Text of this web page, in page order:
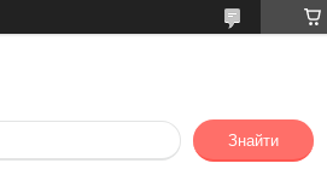
Знайти